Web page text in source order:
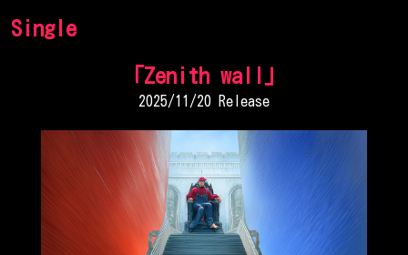
Single
「Zenith wall」
2025/11/20 Release